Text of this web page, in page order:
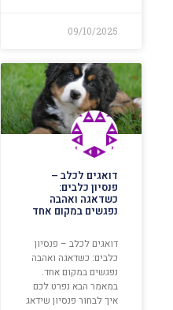
09/10/2025
דואגים לכלב –
פנסיון כלבים:
כשדאגה ואהבה
נפגשים במקום אחד
דואגים לכלב – פנסיון
כלבים: כשדאגה ואהבה
נפגשים במקום אחד.
במאמר הבא נפרט לכם
איך לבחור פנסיון שידאג